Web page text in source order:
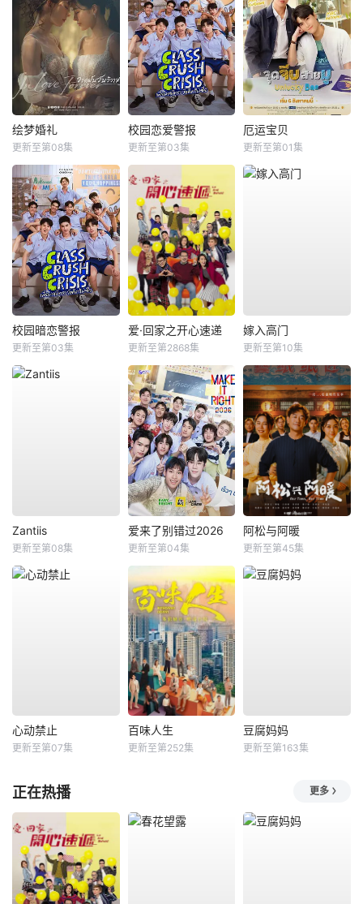
绘梦婚礼
更新至第08集
校园恋爱警报
更新至第03集
厄运宝贝
更新至第01集
校园暗恋警报
更新至第03集
爱·回家之开心速递
更新至第2868集
嫁入高门
更新至第10集
Zantiis
更新至第08集
爱来了别错过2026
更新至第04集
阿松与阿暖
更新至第45集
心动禁止
更新至第07集
百味人生
更新至第252集
豆腐妈妈
更新至第163集
正在热播 更多